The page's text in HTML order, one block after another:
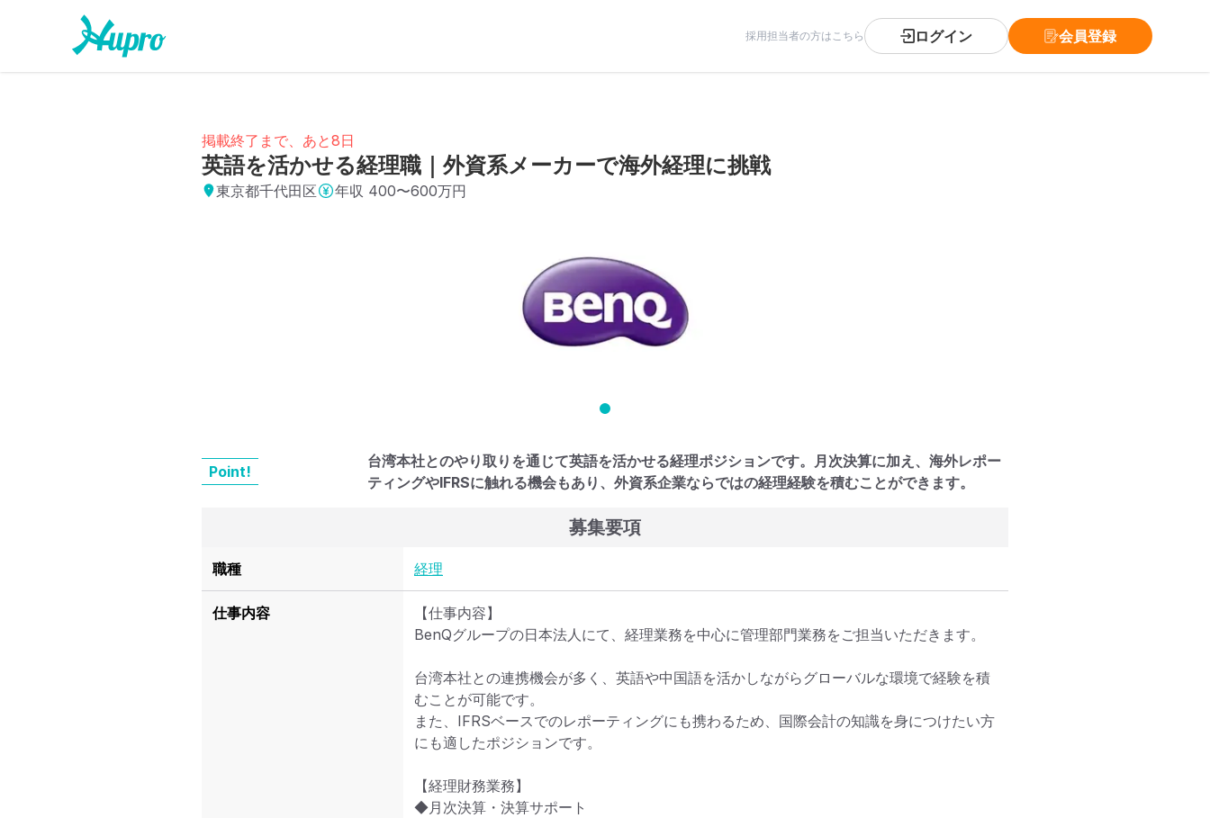
採用担当者の方はこちら ログイン 会員登録
掲載終了まで、あと8日
英語を活かせる経理職｜外資系メーカーで海外経理に挑戦
東京都千代田区 年収 400〜600万円
Point!
台湾本社とのやり取りを通じて英語を活かせる経理ポジションです。月次決算に加え、海外レポー
ティングやIFRSに触れる機会もあり、外資系企業ならではの経理経験を積むことができます。
募集要項
職種 経理
仕事内容
【仕事内容】
BenQグループの日本法人にて、経理業務を中心に管理部門業務をご担当いただきます。
台湾本社との連携機会が多く、英語や中国語を活かしながらグローバルな環境で経験を積
むことが可能です。
また、IFRSベースでのレポーティングにも携わるため、国際会計の知識を身につけたい方
にも適したポジションです。
【経理財務業務】
◆月次決算・決算サポート